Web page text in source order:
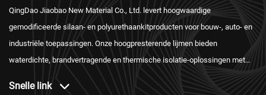
QingDao Jiaobao New Material Co., Ltd. levert hoogwaardige
gemodificeerde silaan- en polyurethaankitproducten voor bouw-, auto- en
industriële toepassingen. Onze hoogpresterende lijmen bieden
waterdichte, brandvertragende en thermische isolatie-oplossingen met
Snelle link